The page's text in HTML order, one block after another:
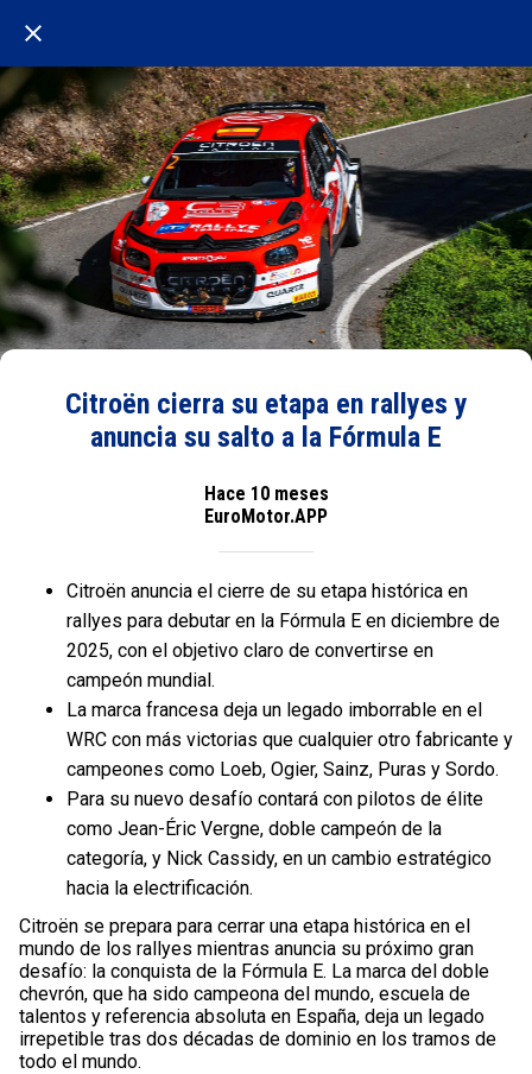
Citroën cierra su etapa en rallyes y
anuncia su salto a la Fórmula E
Hace 10 meses
EuroMotor.APP
Citroën anuncia el cierre de su etapa histórica en
rallyes para debutar en la Fórmula E en diciembre de
2025, con el objetivo claro de convertirse en
campeón mundial.
La marca francesa deja un legado imborrable en el
WRC con más victorias que cualquier otro fabricante y
campeones como Loeb, Ogier, Sainz, Puras y Sordo.
Para su nuevo desafío contará con pilotos de élite
como Jean-Éric Vergne, doble campeón de la
categoría, y Nick Cassidy, en un cambio estratégico
hacia la electrificación.
Citroën se prepara para cerrar una etapa histórica en el
mundo de los rallyes mientras anuncia su próximo gran
desafío: la conquista de la Fórmula E. La marca del doble
chevrón, que ha sido campeona del mundo, escuela de
talentos y referencia absoluta en España, deja un legado
irrepetible tras dos décadas de dominio en los tramos de
todo el mundo.